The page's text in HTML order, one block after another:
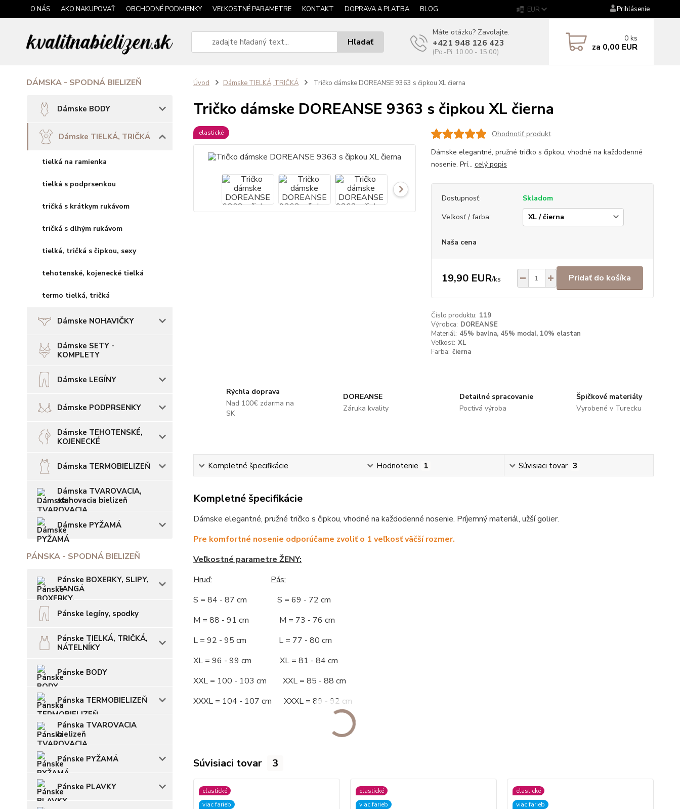
O NÁS AKO NAKUPOVAŤ OBCHODNÉ PODMIENKY VEĽKOSTNÉ PARAMETRE KONTAKT DOPRAVA A PLATBA BLOG EUR Prihlásenie
Hľadať
Máte otázku? Zavolajte.
+421 948 126 423
(Po.-Pi. 10.00 - 15.00)
0 ks
za 0,00 EUR
DÁMSKA - SPODNÁ BIELIZEŇ
Dámske BODY
Dámske TIELKÁ, TRIČKÁ
tielká na ramienka
tielká s podprsenkou
tričká s krátkym rukávom
tričká s dlhým rukávom
tielká, tričká s čipkou, sexy
tehotenské, kojenecké tielká
termo tielká, tričká
Dámske NOHAVIČKY
Dámske SETY -
KOMPLETY
Dámske LEGÍNY
Dámske PODPRSENKY
Dámske TEHOTENSKÉ,
KOJENECKÉ
Dámska TERMOBIELIZEŇ
Dámska TVAROVACIA,
sťahovacia bielizeň
Dámske PYŽAMÁ
PÁNSKA - SPODNÁ BIELIZEŇ
Pánske BOXERKY, SLIPY,
TANGÁ
Pánske legíny, spodky
Pánske TIELKÁ, TRIČKÁ,
NÁTELNÍKY
Pánske BODY
Pánska TERMOBIELIZEŇ
Pánska TVAROVACIA
bielizeň
Pánske PYŽAMÁ
Pánske PLAVKY
Úvod Dámske TIELKÁ, TRIČKÁ Tričko dámske DOREANSE 9363 s čipkou XL čierna
Tričko dámske DOREANSE 9363 s čipkou XL čierna
elastické
Ohodnotiť produkt
Dámske elegantné, pružné tričko s čipkou, vhodné na každodenné
nosenie. Prí... celý popis
Dostupnosť:
Skladom
Veľkosť / farba:
Naša cena
19,90 EUR/ks Pridať do košíka
Číslo produktu: 119
Výrobca: DOREANSE
Materiál: 45% bavlna, 45% modal, 10% elastan
Veľkosť: XL
Farba: čierna
Rýchla doprava
Nad 100€ zdarma na
SK
DOREANSE
Záruka kvality
Detailné spracovanie
Poctivá výroba
Špičkové materiály
Vyrobené v Turecku
Kompletné špecifikácie Hodnotenie 1 Súvisiaci tovar 3
Kompletné špecifikácie
Dámske elegantné, pružné tričko s čipkou, vhodné na každodenné nosenie. Príjemný materiál, užší golier.
Pre komfortné nosenie odporúčame zvoliť o 1 veľkosť väčší rozmer.
Veľkostné parametre ŽENY:
Hruď:
Pás:
S = 84 - 87 cm S = 69 - 72 cm
M = 88 - 91 cm M = 73 - 76 cm
L = 92 - 95 cm L = 77 - 80 cm
XL = 96 - 99 cm XL = 81 - 84 cm
XXL = 100 - 103 cm XXL = 85 - 88 cm
XXXL = 104 - 107 cm XXXL = 89 - 92 cm
Súvisiaci tovar 3
elastické
viac farieb
elastické
viac farieb
elastické
viac farieb